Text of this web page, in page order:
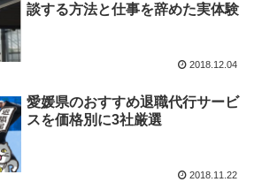
談する方法と仕事を辞めた実体験
2018.12.04
愛媛県のおすすめ退職代行サービ
スを価格別に3社厳選
2018.11.22